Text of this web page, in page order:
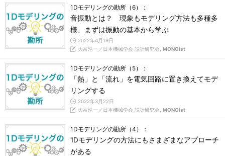
1Dモデリングの勘所（6）：
音振動とは？ 現象もモデリング方法も多種多
様、まずは振動の基本から学ぶ
2022年4月19日
大富浩一／日本機械学会 設計研究会, MONOist
1Dモデリングの勘所（5）：
「熱」と「流れ」を電気回路に置き換えてモデ
リングする
2022年3月22日
大富浩一／日本機械学会 設計研究会, MONOist
1Dモデリングの勘所（4）：
1Dモデリングの方法にもさまざまなアプローチ
がある